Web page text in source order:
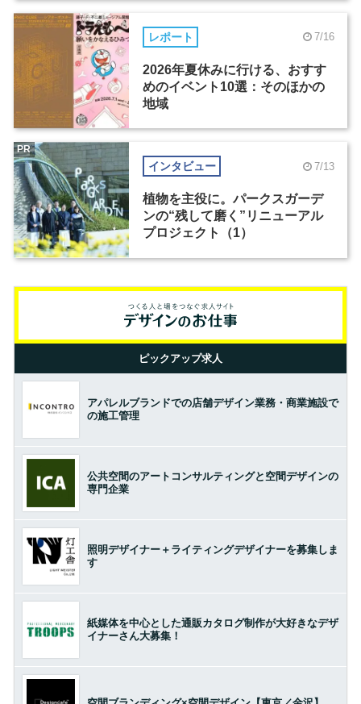
レポート 7/16
2026年夏休みに行ける、おすす
めのイベント10選：そのほかの
地域
インタビュー 7/13
植物を主役に。パークスガーデ
ンの“残して磨く”リニューアル
プロジェクト（1）
PR
ピックアップ求人
アパレルブランドでの店舗デザイン業務・商業施設で
の施工管理
公共空間のアートコンサルティングと空間デザインの
専門企業
照明デザイナー＋ライティングデザイナーを募集しま
す
紙媒体を中心とした通販カタログ制作が大好きなデザ
イナーさん大募集！